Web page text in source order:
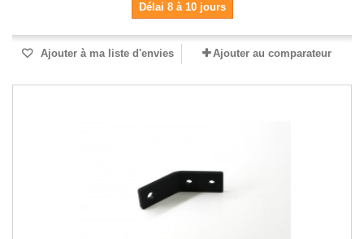
Délai 8 à 10 jours
Ajouter à ma liste d'envies Ajouter au comparateur